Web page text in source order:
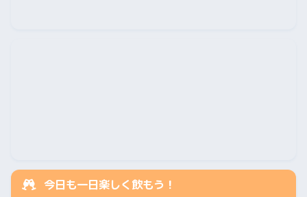
今日も一日楽しく飲もう！